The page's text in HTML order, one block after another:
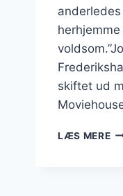
skiftet ud
LÆS MERE